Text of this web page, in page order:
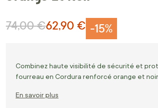
-15%
Prix Spécial
62,90 €
Prix normal
74,00 €
Combinez haute visibilité de sécurité et
fourreau en Cordura renforcé orange et noir
En savoir plus